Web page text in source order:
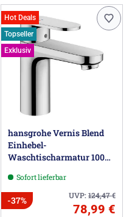
Hot Deals
Topseller
Exklusiv
hansgrohe Vernis Blend
Einhebel-
Waschtischarmatur 100
Ablaufgarnitur
Sofort lieferbar
UVP:124,47€
-37%
78,99 €